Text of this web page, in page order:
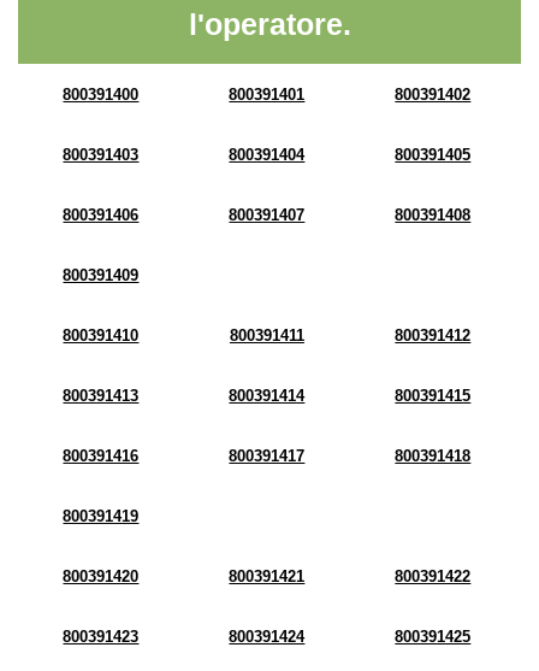
l'operatore.
800391400 800391401 800391402
800391403 800391404 800391405
800391406 800391407 800391408
800391409
800391410 800391411 800391412
800391413 800391414 800391415
800391416 800391417 800391418
800391419
800391420 800391421 800391422
800391423 800391424 800391425